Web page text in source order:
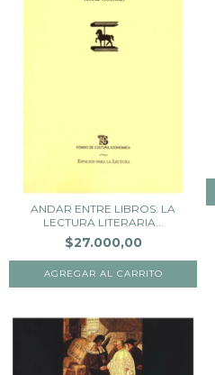
ANDAR ENTRE LIBROS: LA
LECTURA LITERARIA...
$27.000,00